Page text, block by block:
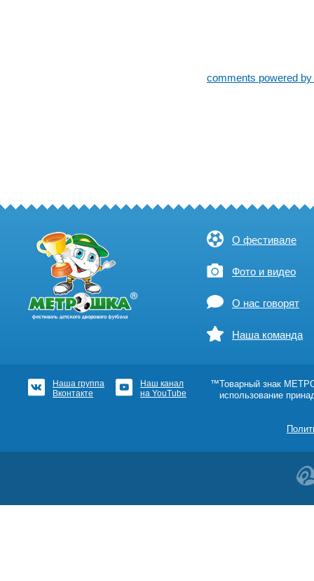
comments powered
О фестивале
Фото и видео
О нас говорят
Наша команда
Наша группа
Вконтакте
Наш канал
на YouTube
™Товарный знак
использование